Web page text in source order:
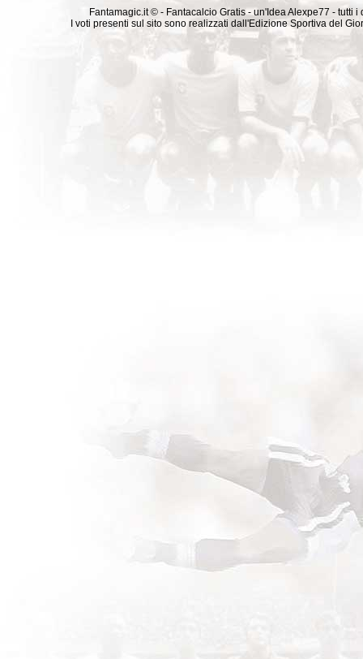
Fantamagic.it © - Fantacalcio Gratis - un'Idea Alexpe77 -
I voti presenti sul sito sono realizzati dall'Edizione Sportiva del